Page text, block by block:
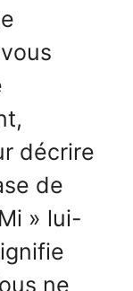
décrire
de
» lui-
ne